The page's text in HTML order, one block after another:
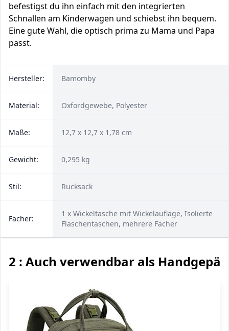
befestigst du ihn einfach mit den integrierten
Schnallen am Kinderwagen und schiebst ihn bequem.
Eine gute Wahl, die optisch prima zu Mama und Papa
passt.
Hersteller: Bamomby
Material: Oxfordgewebe, Polyester
Maße: 12,7 x 12,7 x 1,78 cm
Gewicht: 0,295 kg
Stil: Rucksack
Fächer:
1 x Wickeltasche mit Wickelauflage, Isolierte
Flaschentaschen, mehrere Fächer
2 : Auch verwendbar als